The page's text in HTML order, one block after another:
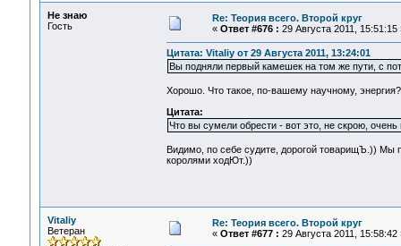
Не знаю
Гость
Re: Теория всего. Второй круг
« Ответ #676 : 29 Августа 2011, 15:51:15
Цитата: Vitaliy от 29 Августа 2011, 13:24:01
Вы подняли первый камешек на том же пути, с
Хорошо. Что такое, по-вашему научному,
Цитата:
Что вы сумели обрести - вот это, не скрою,
Видимо, по себе судите, дорогой товарищЪ.)) Мы
королями ходЮт.))
Vitaliy
Ветеран
Re: Теория всего. Второй круг
« Ответ #677 : 29 Августа 2011, 15:58:42